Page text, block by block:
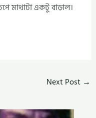
মাথাটা একটু বাড়াল।
Next Post →